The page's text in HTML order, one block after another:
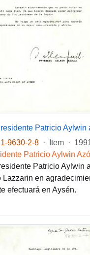
9630-2-8 · Item ·
Patricio Aylwin
Patricio Aylwin
Lazzarin en
efectuará en Aysén.